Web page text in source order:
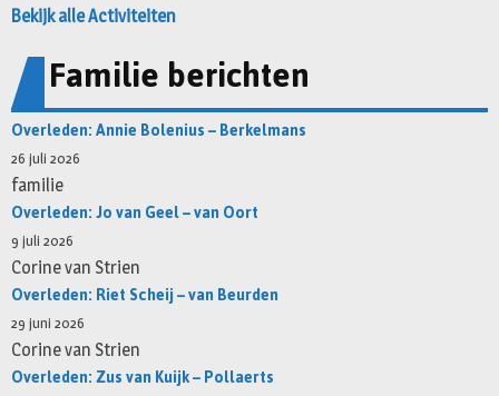
Bekijk alle Activiteiten
Familie berichten
Overleden: Annie Bolenius – Berkelmans
26 juli 2026
familie
Overleden: Jo van Geel – van Oort
9 juli 2026
Corine van Strien
Overleden: Riet Scheij – van Beurden
29 juni 2026
Corine van Strien
Overleden: Zus van Kuijk – Pollaerts